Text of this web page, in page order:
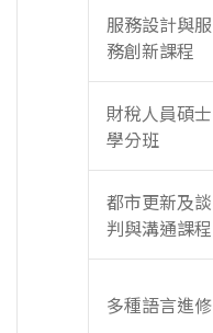
服務設計與服
務創新課程
財稅人員碩士
學分班
都市更新及談
判與溝通課程
多種語言進修